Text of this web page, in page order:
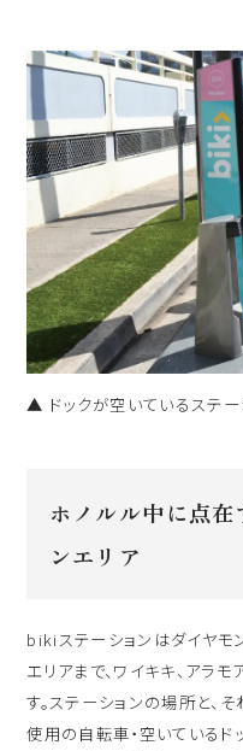
▲ ドックが空いているステ
ホノルル中に点
ンエリア
bikiステーションはダイヤモ
エリアまで、ワイキキ、アラ
す。ステーションの場所と、
使用の自転車・空いているド